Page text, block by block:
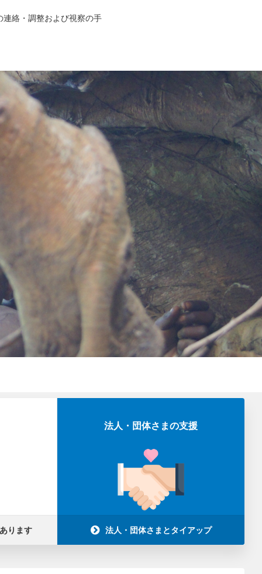
絡・調整および視察の手
ります
法人・団体さまの支援
法人・団体さまとタイアップ